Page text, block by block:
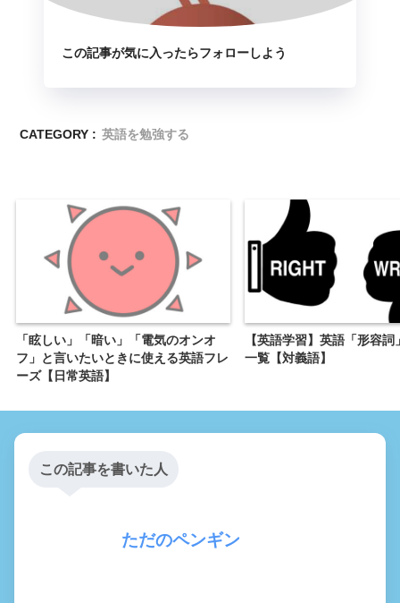
この記事が気に入ったらフォローしよう
CATEGORY : 英語を勉強する
「眩しい」「暗い」「電気のオンオ
フ」と言いたいときに使える英語フレ
ーズ【日常英語】
【英語学習】英語「形容詞
一覧【対義語】
この記事を書いた人
ただのペンギン